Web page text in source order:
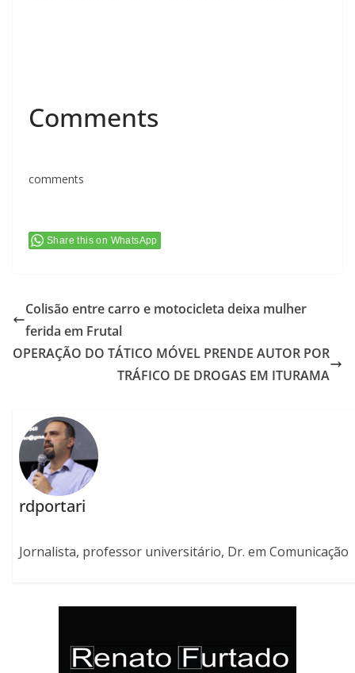
Comments
comments
Share this on WhatsApp
Colisão entre carro e motocicleta deixa mulher
ferida em Frutal
OPERAÇÃO DO TÁTICO MÓVEL PRENDE AUTOR POR
TRÁFICO DE DROGAS EM ITURAMA
rdportari
Jornalista, professor universitário, Dr. em Comunicação